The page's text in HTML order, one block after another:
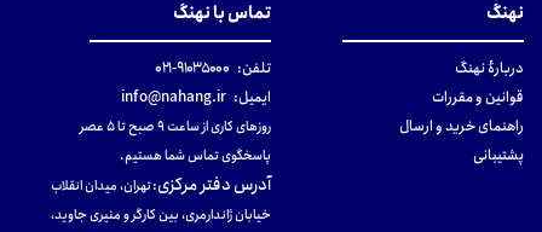
نهنگ
دربارهٔ نهنگ
قوانین و مقررات
راهنمای خرید و ارسال
پشتیبانی
تماس با نهنگ
تلفن: ۹۱۰۳۵۰۰۰-۰۲۱
ایمیل: info@nahang.ir
روزهای کاری از ساعت ۹ صبح تا ۵ عصر
پاسخگوی تماس شما هستیم.
آدرس دفتر مرکزی:تهران، میدان انقلاب
خیابان ژاندارمری، بین کارگر و منیری جاوید،